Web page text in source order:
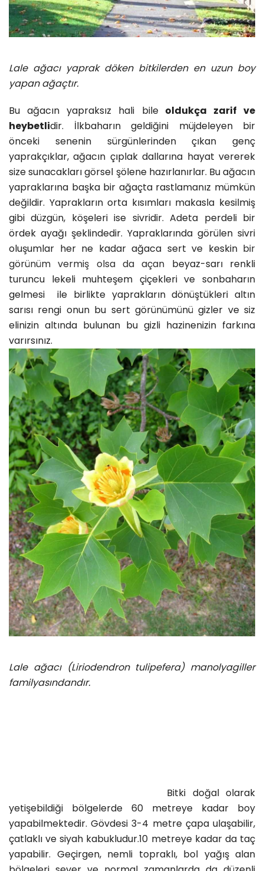
Lale ağacı yaprak döken bitkilerden en uzun boy
yapan ağaçtır.
Bu ağacın yapraksız hali bileoldukça zarif ve
heybetlidir. İlkbaharın geldiğini müjdeleyen bir
önceki senenin sürgünlerinden çıkan genç
yaprakçıklar, ağacın çıplak dallarına hayat vererek
size sunacakları görsel şölene hazırlanırlar. Bu ağacın
yapraklarına başka bir ağaçta rastlamanız mümkün
değildir. Yaprakların orta kısımları makasla kesilmiş
gibi düzgün, köşeleri ise sivridir. Adeta perdeli bir
ördek ayağı şeklindedir. Yapraklarında görülen sivri
oluşumlar her ne kadar ağaca sert ve keskin bir
görünüm vermiş olsa da açan beyaz-sarı renkli
turuncu lekeli muhteşem çiçekleri ve sonbaharın
gelmesi ile birlikte yaprakların dönüştükleri altın
sarısı rengi onun bu sert görünümünü gizler ve siz
elinizin altında bulunan bu gizli hazinenizin farkına
varırsınız.
Lale ağacı (Liriodendron tulipefera) manolyagiller
familyasındandır.
Bitki doğal olarak
yetişebildiği bölgelerde 60 metreye kadar boy
yapabilmektedir. Gövdesi 3-4 metre çapa ulaşabilir,